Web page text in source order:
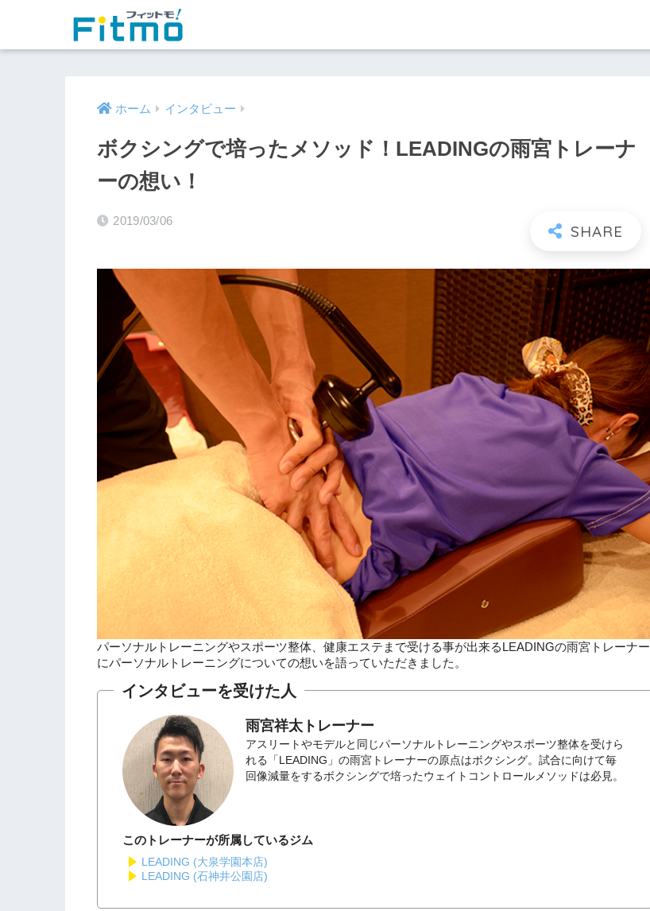
ホーム インタビュー
ボクシングで培ったメソッド！LEADINGの雨宮トレーナ
ーの想い！
2019/03/06
パーソナルトレーニングやスポーツ整体、健康エステまで受ける事が出来るLEADINGの雨宮トレーナー
にパーソナルトレーニングについての想いを語っていただきました。
インタビューを受けた人
雨宮祥太トレーナー
アスリートやモデルと同じパーソナルトレーニングやスポーツ整体を受けら
れる「LEADING」の雨宮トレーナーの原点はボクシング。試合に向けて毎
回像減量をするボクシングで培ったウェイトコントロールメソッドは必見。
このトレーナーが所属しているジム
LEADING (大泉学園本店)
LEADING (石神井公園店)